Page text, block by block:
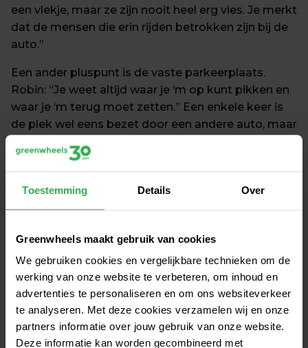
Toestemming Details Over
Greenwheels maakt gebruik van cookies
We gebruiken cookies en vergelijkbare technieken om de
werking van onze website te verbeteren, om inhoud en
advertenties te personaliseren en om ons websiteverkeer
te analyseren. Met deze cookies verzamelen wij en onze
partners informatie over jouw gebruik van onze website.
Deze informatie kan worden gecombineerd met
een vlekje, maar ze zijn nooit heel erg vies. Je merkt
dat de mensen die erin rijden betrokken zijn bij de
auto.”
Een ander pluspunt is de vaste parkeerplaats.
Robin: “Je weet altijd waar je ‘m op kunt pikken en
waar je ‘m terug moet zetten.” Een enkele keer is
de plek wel eens bezet door een andere auto, maar
maakt een Greenwheels ook heel zichtbaar, vindt
Robin: “Omdat hij altijd op dezelfde plek staat,
wordt het ook een vast onderdeel van het
straatbeeld.” De rode auto mag van hem daarom